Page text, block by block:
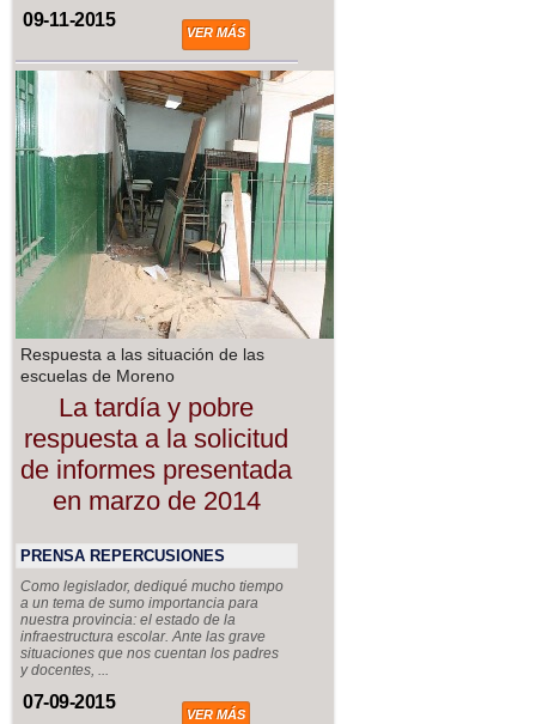
09-11-2015
VER MÁS
Respuesta a las situación de las
escuelas de Moreno
La tardía y pobre
respuesta a la solicitud
de informes presentada
en marzo de 2014
PRENSA REPERCUSIONES
Como legislador, dediqué mucho tiempo
a un tema de sumo importancia para
nuestra provincia: el estado de la
infraestructura escolar. Ante las grave
situaciones que nos cuentan los padres
y docentes, ...
07-09-2015
VER MÁS